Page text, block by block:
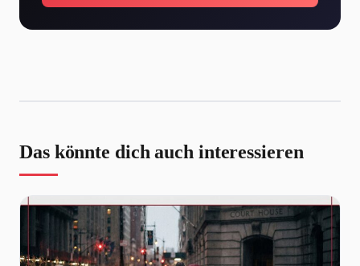
Das könnte dich auch interessieren